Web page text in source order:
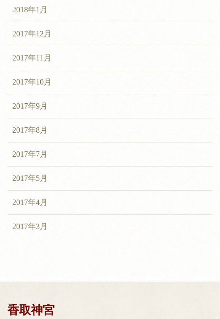
2018年1月
2017年12月
2017年11月
2017年10月
2017年9月
2017年8月
2017年7月
2017年5月
2017年4月
2017年3月
香取神宮